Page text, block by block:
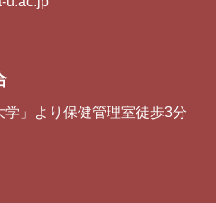
」より保健管理室徒歩3分